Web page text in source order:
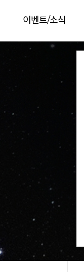
이벤트/소식